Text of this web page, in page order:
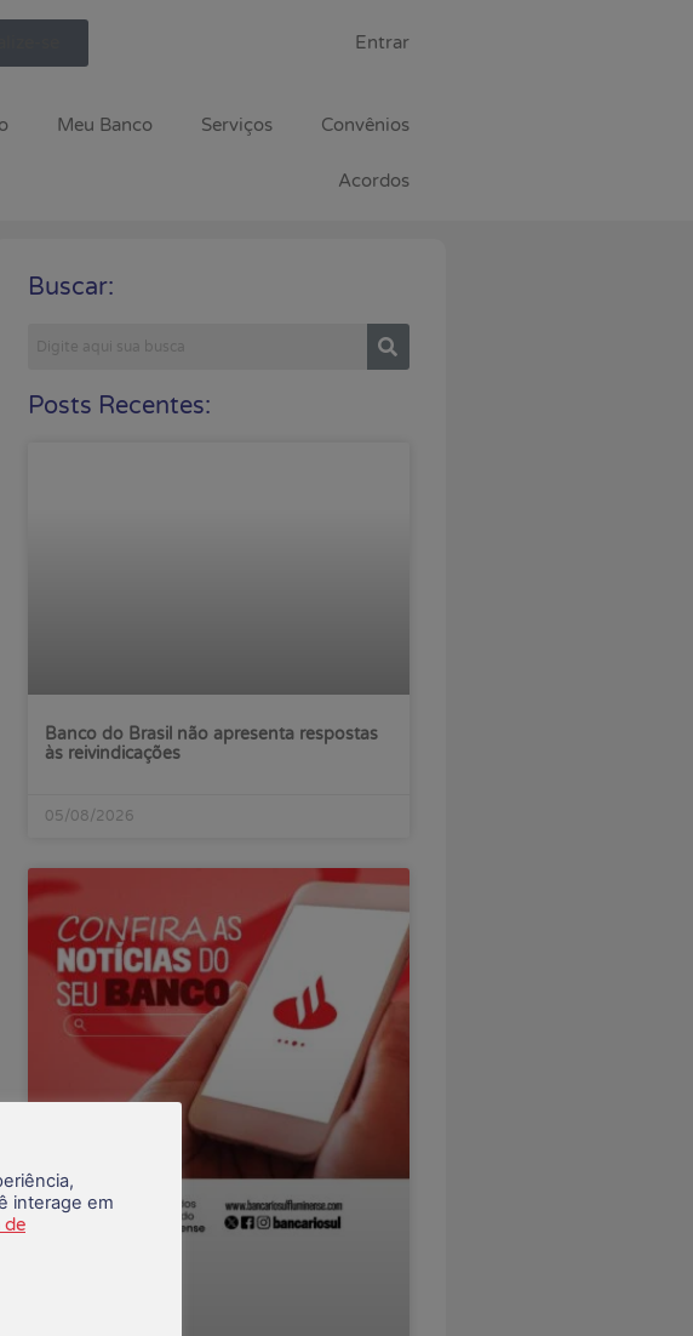
Entrar
Meu Banco Serviços Convênios
Acordos
Buscar:
Posts Recentes:
Banco do Brasil não apresenta respostas
às reivindicações
05/08/2026
interage em
de